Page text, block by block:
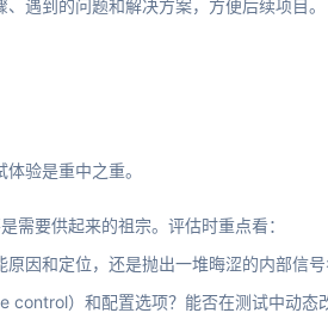
遇到的问题和解决方案，方便后续项目。
验是重中之重。
需要供起来的祖宗。评估时重点看：
因和定位，还是抛出一堆晦涩的内部信号
control）和配置选项？能否在测试中动态